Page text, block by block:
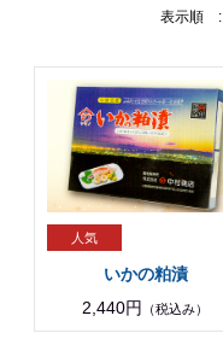
表示順 :
いかの粕漬
2,440円
（税込み）